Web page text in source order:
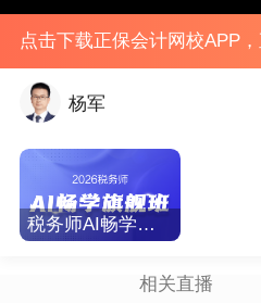
点击下载正保会计网校APP
杨军
税务师AI畅学旗舰班-2026
相关直播